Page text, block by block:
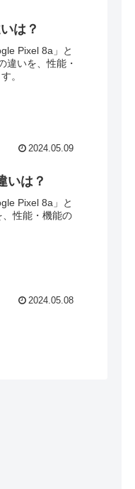
は？
Pixel 8a」と
違いを、性能・
。
2024.05.09
いは？
Pixel 8a」と
性能・機能の
2024.05.08